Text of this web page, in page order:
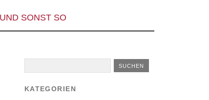
UND SONST SO
KATEGORIEN